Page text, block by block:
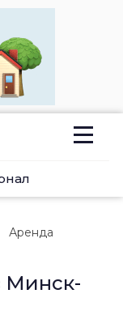
Аренда
Минск-